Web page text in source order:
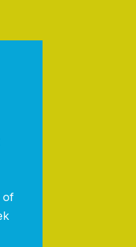
of